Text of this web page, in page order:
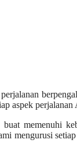
aspek
memenuhi
mengurusi